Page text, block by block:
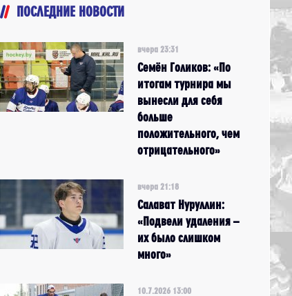
ПОСЛЕДНИЕ НОВОСТИ
вчера 23:31
Семён Голиков: «По
итогам турнира мы
вынесли для себя
больше
положительного, чем
отрицательного»
вчера 21:18
Салават Нуруллин:
«Подвели удаления –
их было слишком
много»
10.7.2026 13:00